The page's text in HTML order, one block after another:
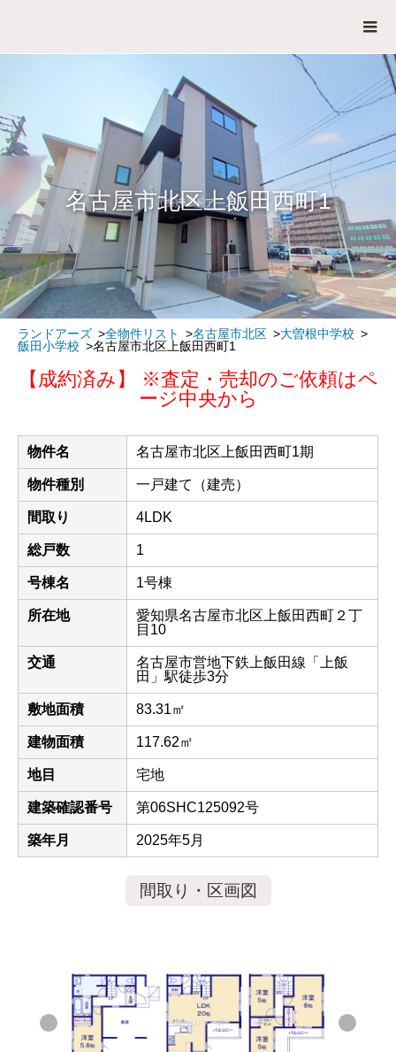
名古屋市北区上飯田西町1
ランドアーズ 全物件リスト 名古屋市北区
大曽根中学校
飯田小学校
名古屋市北区上飯田西町1
【成約済み】 ※査定・売却のご依頼はペ
ージ中央から
物件名 名古屋市北区上飯田西町1期
物件種別 一戸建て（建売）
間取り 4LDK
総戸数 1
号棟名 1号棟
所在地
愛知県名古屋市北区上飯田西町２丁
目10
交通
名古屋市営地下鉄上飯田線「上飯
田」駅徒歩3分
敷地面積 83.31㎡
建物面積 117.62㎡
地目 宅地
建築確認番号 第06SHC125092号
築年月 2025年5月
間取り・区画図